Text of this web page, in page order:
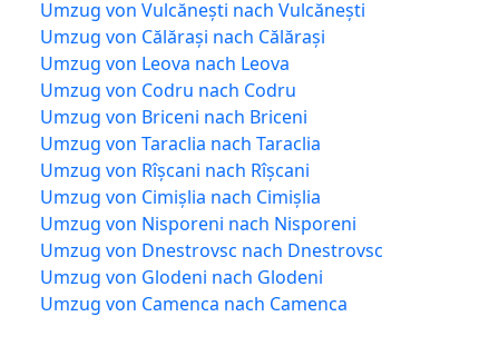
Umzug von Vulcănești nach Vulcănești
Umzug von Călărași nach Călărași
Umzug von Leova nach Leova
Umzug von Codru nach Codru
Umzug von Briceni nach Briceni
Umzug von Taraclia nach Taraclia
Umzug von Rîșcani nach Rîșcani
Umzug von Cimișlia nach Cimișlia
Umzug von Nisporeni nach Nisporeni
Umzug von Dnestrovsc nach Dnestrovsc
Umzug von Glodeni nach Glodeni
Umzug von Camenca nach Camenca